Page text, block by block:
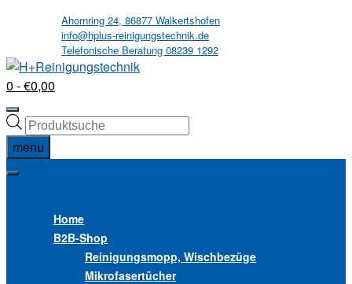
content
Ahornring 24, 86877 Walkertshofen
info@hplus-reinigungstechnik.de
Telefonische Beratung 08239 1292
0 - €0,00
Products
search
menu
Home
B2B-Shop
Reinigungsmopp, Wischbezüge
Mikrofasertücher